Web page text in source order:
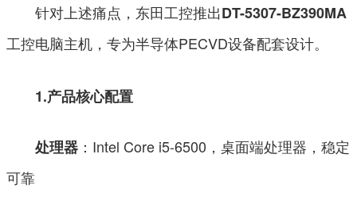
针对上述痛点，东田工控推出DT-5307-BZ390MA
工控电脑主机，专为半导体PECVD设备配套设计。
1.产品核心配置
处理器 ：Intel Core i5-6500，桌面端处理器，稳定
可靠